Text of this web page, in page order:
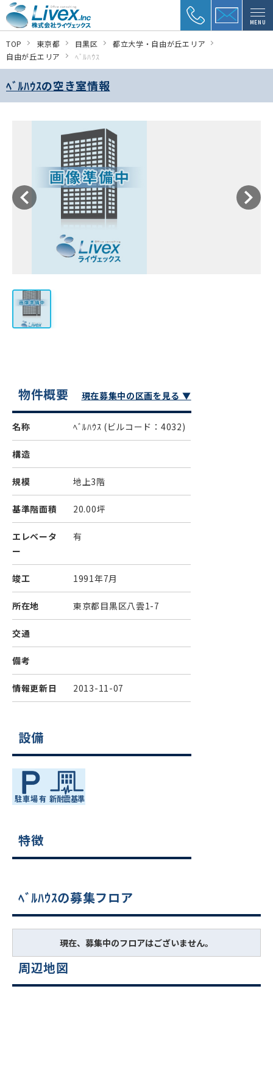
MENU
TOP 東京都 目黒区
都立大学・自由が丘エリア
自由が丘エリア
ﾍﾞﾙﾊｳｽ
ﾍﾞﾙﾊｳｽの空き室情報
物件概要 現在募集中の区画を見る ▼
名称 ﾍﾞﾙﾊｳｽ (ビルコード：4032)
構造
規模 地上3階
基準階面積 20.00坪
エレベータ
ー
有
竣工 1991年7月
所在地 東京都目黒区八雲1-7
交通
備考
情報更新日 2013-11-07
設備
特徴
ﾍﾞﾙﾊｳｽの募集フロア
現在、募集中のフロアはございません。
周辺地図